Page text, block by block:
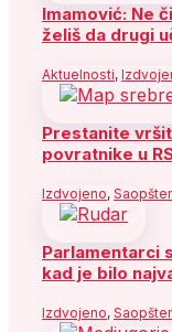
Imamović: Ne
želiš da drugi
Aktuelnosti,
Prestanite
povratnike u
Izdvojeno,
Parlamentarci
kad je bilo
Izdvojeno,